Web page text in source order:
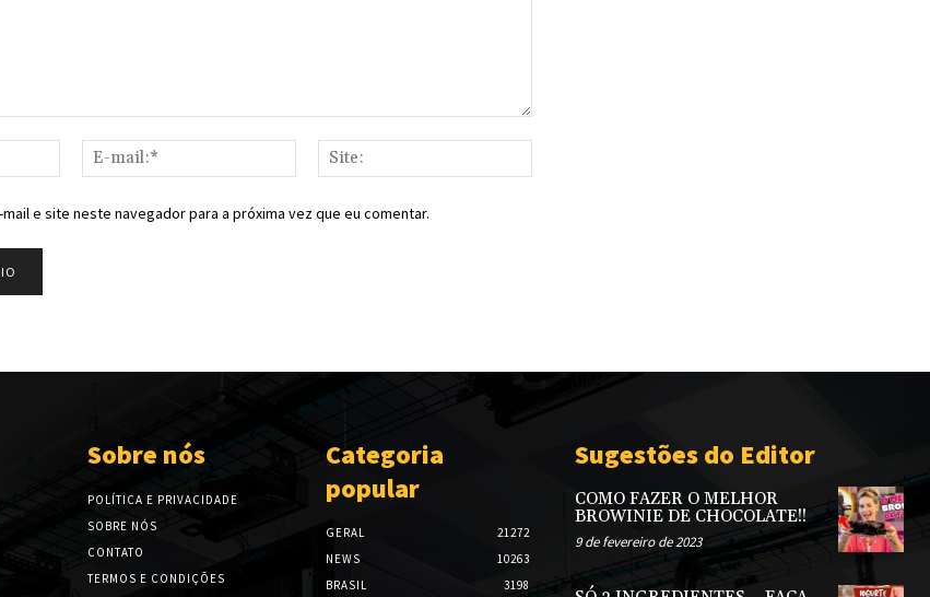
Nome:*
mail:*
e site neste navegador para a próxima vez que eu comentar.
Sobre nós
POLÍTICA E PRIVACIDADE
SOBRE NÓS
CONTATO
TERMOS E CONDIÇÕES
Categoria
popular
GERAL
21272
NEWS
10263
BRASIL
3198
Sugestões do Editor
COMO FAZER O MELHOR
BROWINIE DE CHOCOLATE!!
9 de fevereiro de 2023